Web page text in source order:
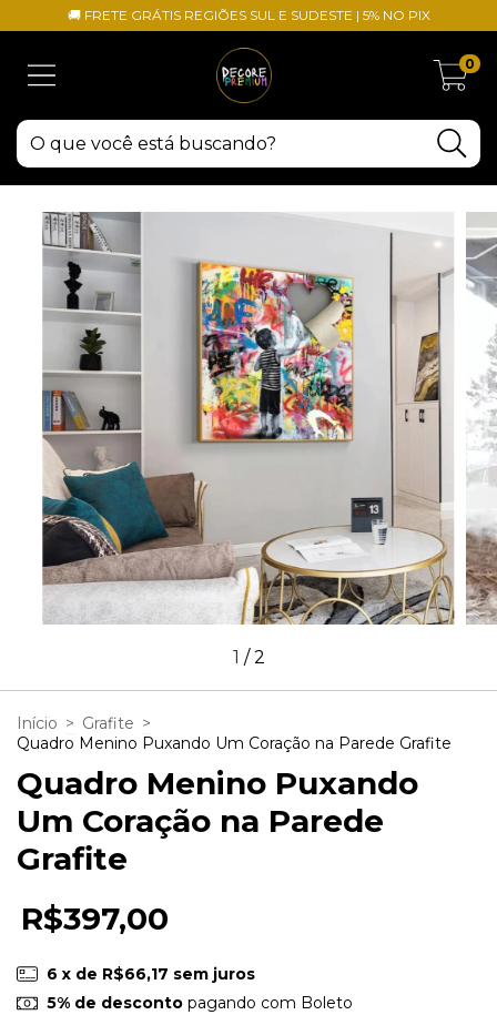
🚚 FRETE GRÁTIS REGIÕES SUL E SUDESTE | 5% NO PIX
0
1 /2
Início > Grafite >
Quadro Menino Puxando Um Coração na Parede Grafite
Quadro Menino Puxando
Um Coração na Parede
Grafite
R$397,00
6 x de R$66,17 sem juros
5% de descontopagando com Boleto